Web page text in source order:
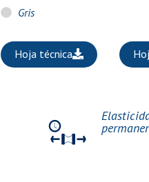
Gris
Hoja técnica